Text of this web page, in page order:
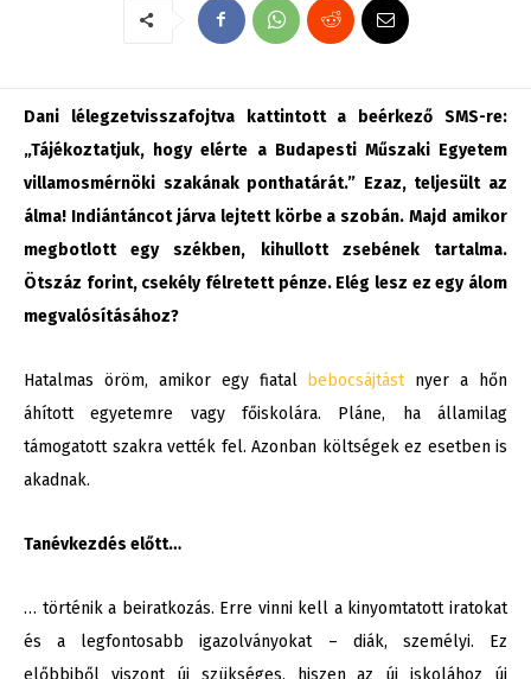
Dani lélegzetvisszafojtva kattintott a beérkező SMS-re:
„Tájékoztatjuk, hogy elérte a Budapesti Műszaki Egyetem
villamosmérnöki szakának ponthatárát.” Ezaz, teljesült az
álma! Indiántáncot járva lejtett körbe a szobán. Majd amikor
megbotlott egy székben, kihullott zsebének tartalma.
Ötszáz forint, csekély félretett pénze. Elég lesz ez egy álom
megvalósításához?
Hatalmas öröm, amikor egy fiatal bebocsájtást nyer a hőn
áhított egyetemre vagy főiskolára. Pláne, ha államilag
támogatott szakra vették fel. Azonban költségek ez esetben is
akadnak.
Tanévkezdés előtt…
… történik a beiratkozás. Erre vinni kell a kinyomtatott iratokat
és a legfontosabb igazolványokat – diák, személyi. Ez